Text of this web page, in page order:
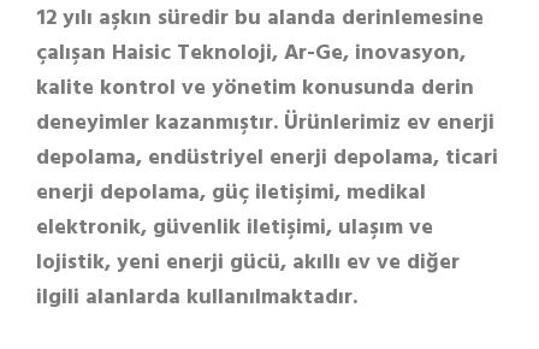
12 yılı aşkın süredir bu alanda derinlemesine
çalışan Haisic Teknoloji, Ar-Ge, inovasyon,
kalite kontrol ve yönetim konusunda derin
deneyimler kazanmıştır. Ürünlerimiz ev enerji
depolama, endüstriyel enerji depolama, ticari
enerji depolama, güç iletişimi, medikal
elektronik, güvenlik iletişimi, ulaşım ve
lojistik, yeni enerji gücü, akıllı ev ve diğer
ilgili alanlarda kullanılmaktadır.